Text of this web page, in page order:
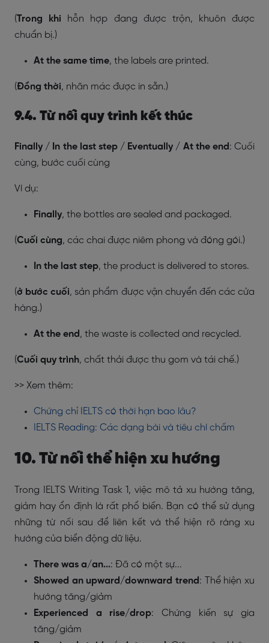
(Trong khi hỗn hợp đang được trộn, khuôn được
chuẩn bị.)
At the same time, the labels are printed.
(Đồng thời, nhãn mác được in sẵn.)
9.4. Từ nối quy trình kết thúc
Finally / In the last step / Eventually / At the end: Cuối
cùng, bước cuối cùng
Ví dụ:
Finally, the bottles are sealed and packaged.
(Cuối cùng, các chai được niêm phong và đóng gói.)
In the last step, the product is delivered to stores.
(ở bước cuối, sản phẩm được vận chuyển đến các cửa
hàng.)
At the end, the waste is collected and recycled.
(Cuối quy trình, chất thải được thu gom và tái chế.)
>> Xem thêm:
Chứng chỉ IELTS có thời hạn bao lâu?
IELTS Reading: Các dạng bài và tiêu chí chấm
10. Từ nối thể hiện xu hướng
Trong IELTS Writing Task 1, việc mô tả xu hướng tăng,
giảm hay ổn định là rất phổ biến. Bạn có thể sử dụng
những từ nối sau để liên kết và thể hiện rõ ràng xu
hướng của biển động dữ liệu.
There was a/an...: Đã có một sự...
Showed an upward/downward trend: Thể hiện xu
hướng tăng/giảm
Experienced a rise/drop: Chứng kiến sự gia
tăng/giảm